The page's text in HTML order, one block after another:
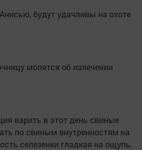
будут удачливы на охоте
молятся об излечении
варить в этот день свиные
по свиным внутренностям на
селезенки гладкая на ощупь,